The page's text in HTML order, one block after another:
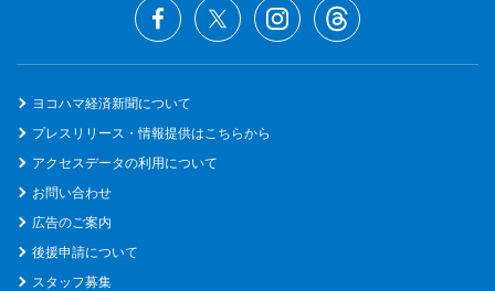
ヨコハマ経済新聞について
プレスリリース・情報提供はこちらから
アクセスデータの利用について
お問い合わせ
広告のご案内
後援申請について
スタッフ募集